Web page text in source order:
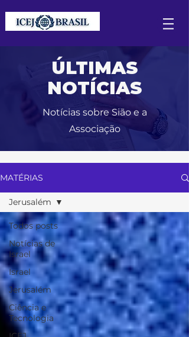
ÚLTIMAS
NOTÍCIAS
Notícias sobre Sião e a
Associação
MATÉRIAS
Todos posts
Notícias de
Israel
Israel
Jerusalém
Ciência e
Tecnologia
Jerusalém